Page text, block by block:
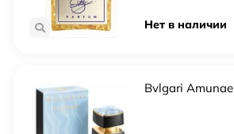
Нет в наличии
Bvlgari Amunae